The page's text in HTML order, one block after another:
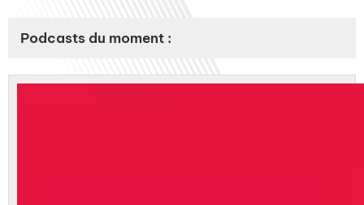
Podcasts du moment :